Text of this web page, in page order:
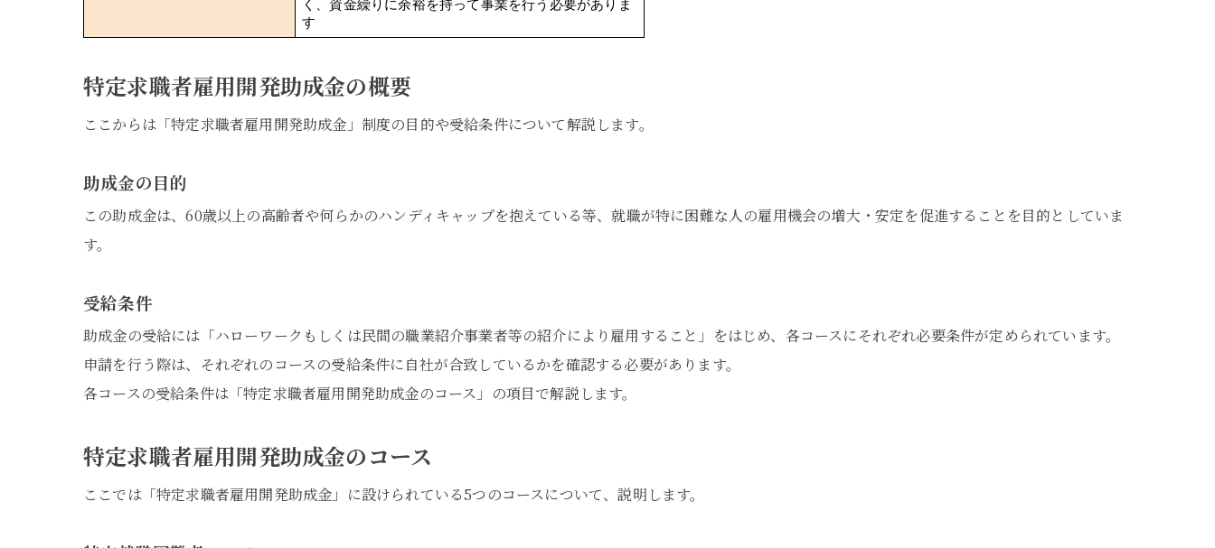
く、資金繰りに余裕を持って事業を行う必要がありま
す
特定求職者雇用開発助成金の概要
ここからは「特定求職者雇用開発助成金」制度の目的や受給条件について解説します。
助成金の目的
この助成金は、60歳以上の高齢者や何らかのハンディキャップを抱えている等、就職が特に困難な人の雇用機会の増大・安定を促進することを目的としていま
す。
受給条件
助成金の受給には「ハローワークもしくは民間の職業紹介事業者等の紹介により雇用すること」をはじめ、各コースにそれぞれ必要条件が定められています。
申請を行う際は、それぞれのコースの受給条件に自社が合致しているかを確認する必要があります。
各コースの受給条件は「特定求職者雇用開発助成金のコース」の項目で解説します。
特定求職者雇用開発助成金のコース
ここでは「特定求職者雇用開発助成金」に設けられている5つのコースについて、説明します。